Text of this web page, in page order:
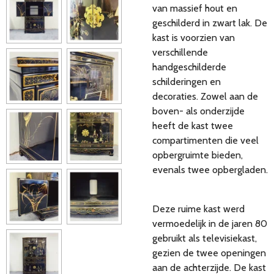
van massief hout en
geschilderd in zwart lak. De
kast is voorzien van
verschillende
handgeschilderde
schilderingen en
decoraties. Zowel aan de
boven- als onderzijde
heeft de kast twee
compartimenten die veel
opbergruimte bieden,
evenals twee opbergladen.
Deze ruime kast werd
vermoedelijk in de jaren 80
gebruikt als televisiekast,
gezien de twee openingen
aan de achterzijde. De kast